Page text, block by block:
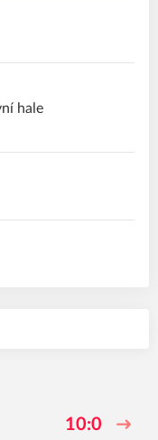
hale
10:0